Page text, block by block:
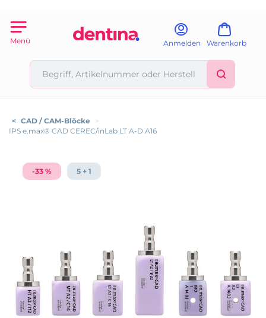
Menü Anmelden Warenkorb
< CAD / CAM-Blöcke
>
IPS e.max® CAD CEREC/inLab LT A-D A16
-33 % 5 + 1